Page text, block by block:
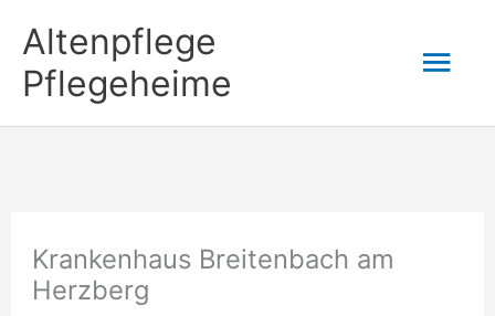
Inhalt
springen
Altenpflege
Pflegeheime
Krankenhaus Breitenbach am
Herzberg